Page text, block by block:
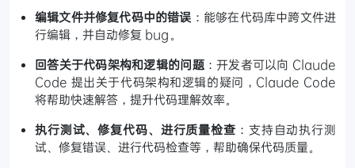
编辑文件并修复代码中的错误 ：能够在代码库中跨文件进
行编辑，并自动修复 bug。
回答关于代码架构和逻辑的问题：开发者可以向 Claude
Code 提出关于代码架构和逻辑的疑问，Claude Code
将帮助快速解答，提升代码理解效率。
执行测试、修复代码、进行质量检查 ：支持自动执行测
试、修复错误、进行代码检查等，帮助确保代码质量。